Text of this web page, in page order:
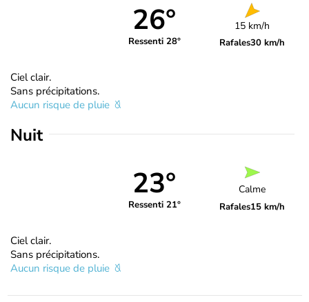
26°
Ressenti 28°
15 km/h
Rafales30 km/h
Ciel clair.
Sans précipitations.
Aucun risque de pluie
Nuit
23°
Ressenti 21°
Calme
Rafales15 km/h
Ciel clair.
Sans précipitations.
Aucun risque de pluie